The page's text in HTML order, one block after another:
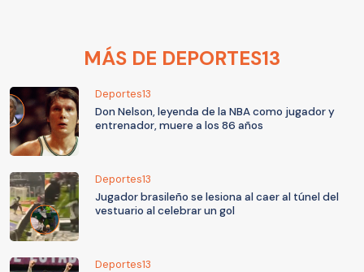
MÁS DE DEPORTES13
Deportes13
Don Nelson, leyenda de la NBA como jugador y
entrenador, muere a los 86 años
Deportes13
Jugador brasileño se lesiona al caer al túnel del
vestuario al celebrar un gol
Deportes13